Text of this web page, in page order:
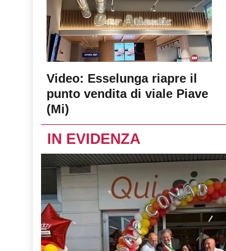
Video: Esselunga riapre il
punto vendita di viale Piave
(Mi)
IN EVIDENZA